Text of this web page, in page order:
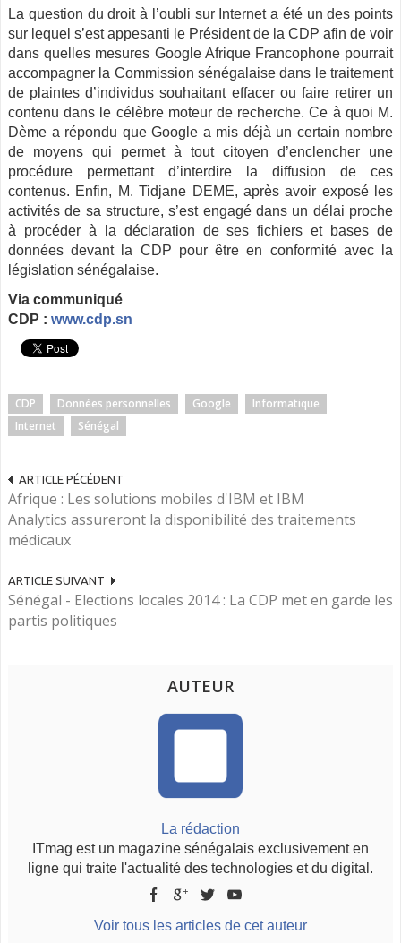
La question du droit à l’oubli sur Internet a été un des points
sur lequel s’est appesanti le Président de la CDP afin de voir
dans quelles mesures Google Afrique Francophone pourrait
accompagner la Commission sénégalaise dans le traitement
de plaintes d’individus souhaitant effacer ou faire retirer un
contenu dans le célèbre moteur de recherche. Ce à quoi M.
Dème a répondu que Google a mis déjà un certain nombre
de moyens qui permet à tout citoyen d’enclencher une
procédure permettant d’interdire la diffusion de ces
contenus. Enfin, M. Tidjane DEME, après avoir exposé les
activités de sa structure, s’est engagé dans un délai proche
à procéder à la déclaration de ses fichiers et bases de
données devant la CDP pour être en conformité avec la
législation sénégalaise.
Via communiqué
CDP : www.cdp.sn
CDP Données personnelles Google
Informatique
Internet
Sénégal
ARTICLE PÉCÉDENT
Afrique : Les solutions mobiles d'IBM et IBM
Analytics assureront la disponibilité des traitements
médicaux
ARTICLE SUIVANT
Sénégal - Elections locales 2014 : La CDP met en garde les
partis politiques
AUTEUR
La rédaction
ITmag est un magazine sénégalais exclusivement en
ligne qui traite l'actualité des technologies et du digital.
Voir tous les articles de cet auteur